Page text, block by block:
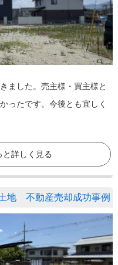
ました。売主様・買主様と
ったです。今後とも宜しく
と詳しく見る
地 不動産売却成功事例